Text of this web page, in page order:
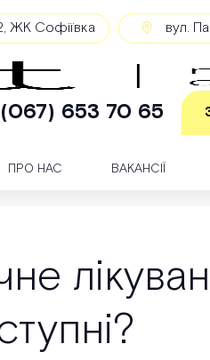
ЖК Софіївка вул.
653 70 65
ПРО НАС ВАКАНСІЇ